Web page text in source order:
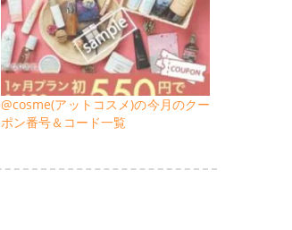
@cosme(アットコスメ)の今月のクー
ポン番号＆コード一覧